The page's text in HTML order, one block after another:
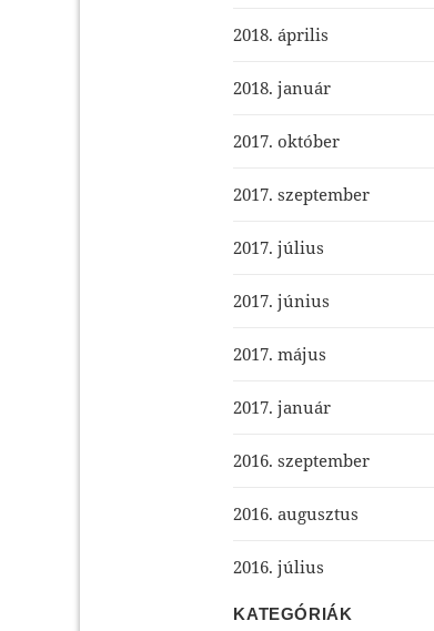
2018. április
2018. január
2017. október
2017. szeptember
2017. július
2017. június
2017. május
2017. január
2016. szeptember
2016. augusztus
2016. július
KATEGÓRIÁK